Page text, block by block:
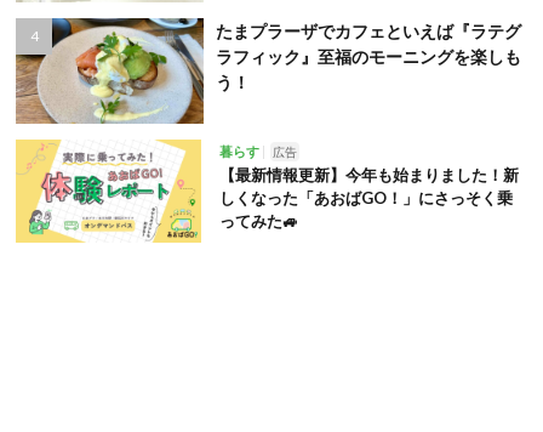
たまプラーザでカフェといえば『ラテグ
ラフィック』至福のモーニングを楽しも
う！
暮らす 広告
【最新情報更新】今年も始まりました！新
しくなった「あおばGO！」にさっそく乗
ってみた🚙